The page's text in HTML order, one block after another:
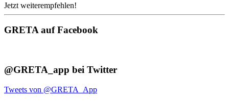
Jetzt weiterempfehlen!
GRETA auf Facebook
@GRETA_app bei Twitter
Tweets von @GRETA_App